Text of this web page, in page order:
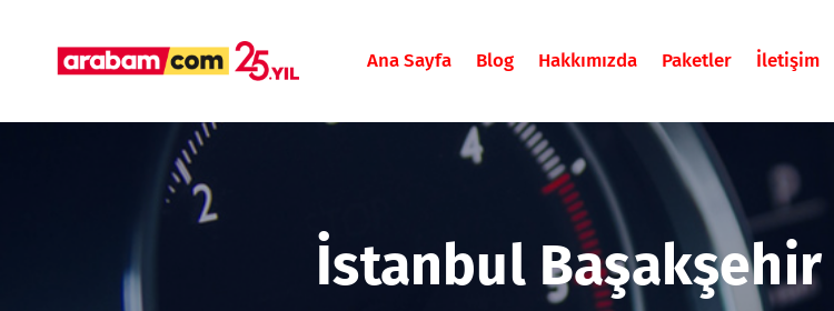
Ana Sayfa Blog Hakkımızda Paketler İletişim
İstanbul